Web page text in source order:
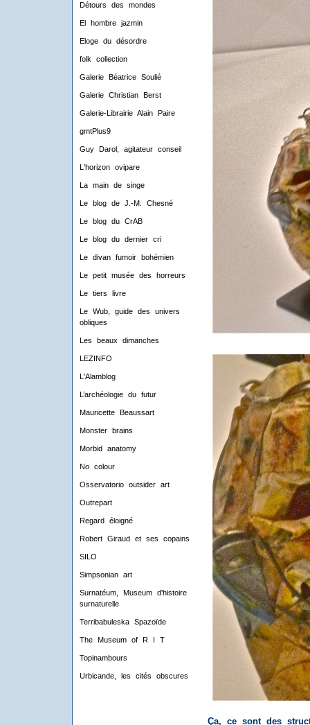
Détours des mondes
El hombre jazmin
Eloge du désordre
folk collection
Galerie Béatrice Soulié
Galerie Christian Berst
Galerie-Librairie Alain Paire
gmtPlus9
Guy Darol, agitateur conseil
L'horizon ovipare
La main de singe
Le blog de J.-M. Chesné
Le blog du CrAB
Le blog du dernier cri
Le divan fumoir bohémien
Le petit musée des horreurs
Le tiers livre
Le Wub, guide des univers
obliques
Les beaux dimanches
LEZINFO
L'Alamblog
L’archéologie du futur
Mauricette Beaussart
Monster brains
Morbid anatomy
No colour
Osservatorio outsider art
Outrepart
Regard éloigné
Robert Giraud et ses copains
SILO
Simpsonian art
Surnatéum, Museum d'histoire
surnaturelle
Terribabuleska Spazoïde
The Museum of R I T
Topinambours
Urbicande, les cités obscures
Ça, ce sont des